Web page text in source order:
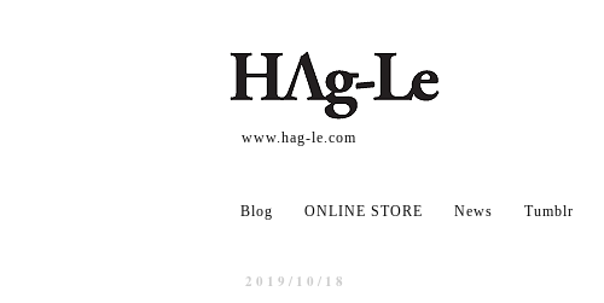
www.hag-le.com
Blog ONLINE STORE News Tumblr
2019/10/18